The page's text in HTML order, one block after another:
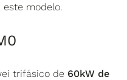
modelo.
trifásico de 60kW de